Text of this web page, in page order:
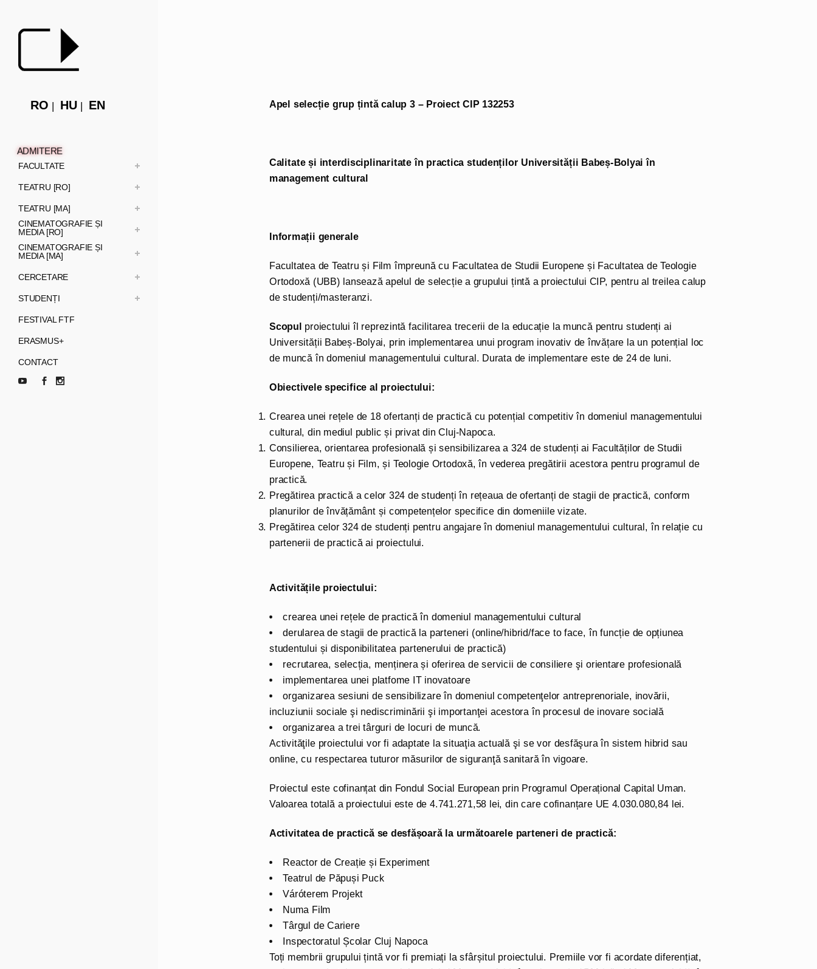
RO HU EN
ADMITERE
FACULTATE
TEATRU [RO]
TEATRU [MA]
CINEMATOGRAFIE ȘI
MEDIA [RO]
CINEMATOGRAFIE ȘI
MEDIA [MA]
CERCETARE
STUDENȚI
FESTIVAL FTF
ERASMUS+
CONTACT
Apel selecție grup țintă calup 3 – Proiect CIP 132253
Calitate și interdisciplinaritate în practica studenților Universității Babeș-Bolyai în
management cultural
Informații generale
Facultatea de Teatru și Film împreună cu Facultatea de Studii Europene și Facultatea de Teologie
Ortodoxă (UBB) lansează apelul de selecție a grupului țintă a proiectului CIP, pentru al treilea calup
de studenți/masteranzi.
Scopul proiectului îl reprezintă facilitarea trecerii de la educație la muncă pentru studenți ai
Universității Babeș-Bolyai, prin implementarea unui program inovativ de învățare la un potențial loc
de muncă în domeniul managementului cultural. Durata de implementare este de 24 de luni.
Obiectivele specifice al proiectului:
Crearea unei rețele de 18 ofertanți de practică cu potențial competitiv în domeniul managementului
cultural, din mediul public și privat din Cluj-Napoca.
Consilierea, orientarea profesională și sensibilizarea a 324 de studenți ai Facultăților de Studii
Europene, Teatru și Film, și Teologie Ortodoxă, în vederea pregătirii acestora pentru programul de
practică.
Pregătirea practică a celor 324 de studenți în rețeaua de ofertanți de stagii de practică, conform
planurilor de învățământ și competențelor specifice din domeniile vizate.
Pregătirea celor 324 de studenți pentru angajare în domeniul managementului cultural, în relație cu
partenerii de practică ai proiectului.
Activitățile proiectului:
crearea unei rețele de practică în domeniul managementului cultural
derularea de stagii de practică la parteneri (online/hibrid/face to face, în funcție de opțiunea
studentului și disponibilitatea partenerului de practică)
recrutarea, selecția, menținera și oferirea de servicii de consiliere şi orientare profesională
implementarea unei platfome IT inovatoare
organizarea sesiuni de sensibilizare în domeniul competenţelor antreprenoriale, inovării,
incluziunii sociale şi nediscriminării şi importanţei acestora în procesul de inovare socială
organizarea a trei târguri de locuri de muncă.
Activităţile proiectului vor fi adaptate la situaţia actuală şi se vor desfăşura în sistem hibrid sau
online, cu respectarea tuturor măsurilor de siguranţă sanitară în vigoare.
Proiectul este cofinanțat din Fondul Social European prin Programul Operațional Capital Uman.
Valoarea totală a proiectului este de 4.741.271,58 lei, din care cofinanțare UE 4.030.080,84 lei.
Activitatea de practică se desfășoară la următoarele parteneri de practică:
Reactor de Creație și Experiment
Teatrul de Păpuși Puck
Váróterem Projekt
Numa Film
Târgul de Cariere
Inspectoratul Școlar Cluj Napoca
Toți membrii grupului țintă vor fi premiați la sfârșitul proiectului. Premiile vor fi acordate diferențiat,